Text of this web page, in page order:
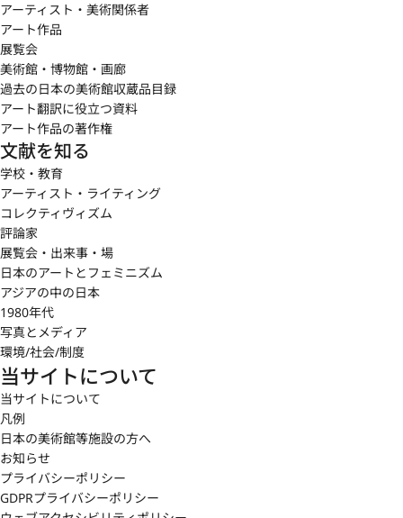
アーティスト・美術関係者
アート作品
展覧会
美術館・博物館・画廊
過去の日本の美術館収蔵品目録
アート翻訳に役立つ資料
アート作品の著作権
文献を知る
学校・教育
アーティスト・ライティング
コレクティヴィズム
評論家
展覧会・出来事・場
日本のアートとフェミニズム
アジアの中の日本
1980年代
写真とメディア
環境/社会/制度
当サイトについて
当サイトについて
凡例
日本の美術館等施設の方へ
お知らせ
プライバシーポリシー
GDPRプライバシーポリシー